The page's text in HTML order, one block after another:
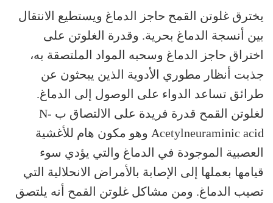
يخترق غلوتن القمح حاجز الدماغ ويستطيع الانتقال
بين أنسجة الدماغ بحرية. وقدرة الغلوتن على
اختراق حاجز الدماغ وسحبه المواد الملتصقة به،
جذبت أنظار مطوري الأدوية الذين يبحثون عن
طرائق تساعد الدواء على الوصول إلى الدماغ.
لغلوتن القمح قدرة فريدة على الالتصاق ب N-
Acetylneuraminic acid وهو مكون هام للأغشية
العصبية الموجودة في الدماغ والتي يؤدي سوء
قيامها بعملها إلى الإصابة بالأمراض الانحلالية التي
تصيب الدماغ. ومن مشاكل غلوتن القمح أنه يلتصق